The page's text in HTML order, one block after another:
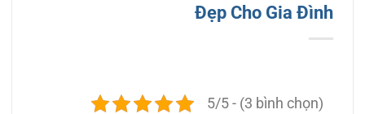
Đẹp Cho Gia Đình
5/5 - (3 bình chọn)